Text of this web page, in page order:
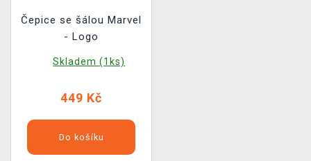
Čepice se šálou Marvel
- Logo
Skladem (1ks)
449 Kč
Do košíku